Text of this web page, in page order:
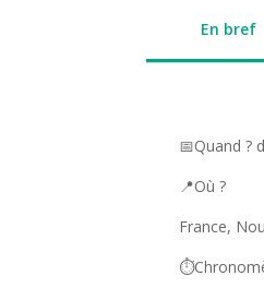
En bref
📅Quand ?
📍Où ?
France,